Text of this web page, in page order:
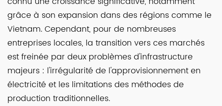
grâce à son expansion dans des régions comme le
Vietnam. Cependant, pour de nombreuses
entreprises locales, la transition vers ces marchés
est freinée par deux problèmes d'infrastructure
majeurs : l'irrégularité de l'approvisionnement en
électricité et les limitations des méthodes de
production traditionnelles.